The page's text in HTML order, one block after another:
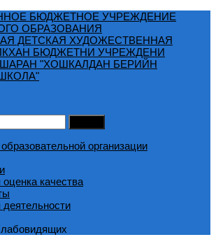
организации
качества